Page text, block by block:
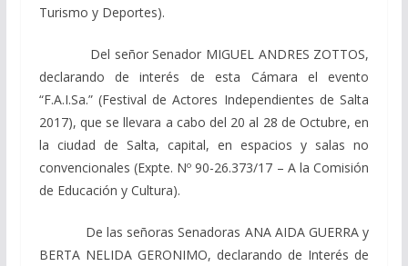
Turismo y Deportes).
Del señor Senador MIGUEL ANDRES ZOTTOS,
declarando de interés de esta Cámara el evento
“F.A.I.Sa.” (Festival de Actores Independientes de Salta
2017), que se llevara a cabo del 20 al 28 de Octubre, en
la ciudad de Salta, capital, en espacios y salas no
convencionales (Expte. Nº 90-26.373/17 – A la Comisión
de Educación y Cultura).
De las señoras Senadoras ANA AIDA GUERRA y
BERTA NELIDA GERONIMO, declarando de Interés de